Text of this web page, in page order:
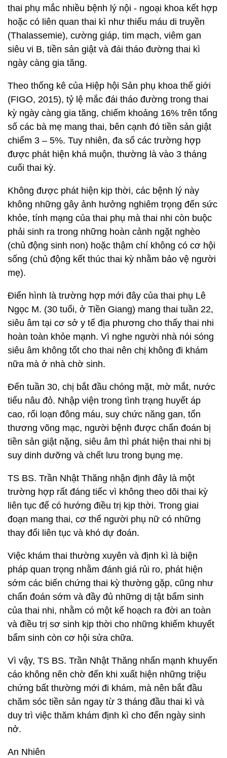
thai phụ mắc nhiều bệnh lý nội - ngoại khoa kết hợp
hoặc có liên quan thai kì như thiếu máu di truyền
(Thalassemie), cường giáp, tim mạch, viêm gan
siêu vi B, tiền sản giật và đái tháo đường thai kì
ngày càng gia tăng.
Theo thống kê của Hiệp hội Sản phụ khoa thế giới
(FIGO, 2015), tỷ lệ mắc đái tháo đường trong thai
kỳ ngày càng gia tăng, chiếm khoảng 16% trên tổng
số các bà mẹ mang thai, bên cạnh đó tiền sản giật
chiếm 3 – 5%. Tuy nhiên, đa số các trường hợp
được phát hiện khá muộn, thường là vào 3 tháng
cuối thai kỳ.
Không được phát hiện kịp thời, các bệnh lý này
không những gây ảnh hưởng nghiêm trọng đến sức
khỏe, tính mạng của thai phụ mà thai nhi còn buộc
phải sinh ra trong những hoàn cảnh ngặt nghèo
(chủ động sinh non) hoặc thậm chí không có cơ hội
sống (chủ động kết thúc thai kỳ nhằm bảo vệ người
mẹ).
Điển hình là trường hợp mới đây của thai phụ Lê
Ngọc M. (30 tuổi, ở Tiền Giang) mang thai tuần 22,
siêu âm tại cơ sở y tế địa phương cho thấy thai nhi
hoàn toàn khỏe mạnh. Vì nghe người nhà nói sóng
siêu âm không tốt cho thai nên chị không đi khám
nữa mà ở nhà chờ sinh.
Đến tuần 30, chị bắt đầu chóng mặt, mờ mắt, nước
tiểu nâu đỏ. Nhập viện trong tình trạng huyết áp
cao, rối loạn đông máu, suy chức năng gan, tổn
thương võng mạc, người bệnh được chẩn đoán bị
tiền sản giật nặng, siêu âm thì phát hiện thai nhi bị
suy dinh dưỡng và chết lưu trong bụng mẹ.
TS BS. Trần Nhật Thăng nhận định đây là một
trường hợp rất đáng tiếc vì không theo dõi thai kỳ
liên tục để có hướng điều trị kịp thời. Trong giai
đoạn mang thai, cơ thể người phụ nữ có những
thay đổi liên tục và khó dự đoán.
Việc khám thai thường xuyên và định kì là biện
pháp quan trọng nhằm đánh giá rủi ro, phát hiện
sớm các biến chứng thai kỳ thường gặp, cũng như
chẩn đoán sớm và đầy đủ những dị tật bẩm sinh
của thai nhi, nhằm có một kế hoạch ra đời an toàn
và điều trị sơ sinh kịp thời cho những khiếm khuyết
bẩm sinh còn cơ hội sửa chữa.
Vì vậy, TS BS. Trần Nhật Thăng nhấn mạnh khuyến
cáo không nên chờ đến khi xuất hiện những triệu
chứng bất thường mới đi khám, mà nên bắt đầu
chăm sóc tiền sản ngay từ 3 tháng đầu thai kì và
duy trì việc thăm khám định kì cho đến ngày sinh
nở.
An Nhiên